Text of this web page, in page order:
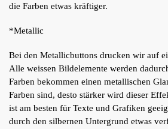
die Farben etwas kräftiger.
*Metallic
Bei den Metallicbuttons drucken wir auf
Alle weissen Bildelemente werden
Farben bekommen einen metallischen
Farben sind, desto stärker wird dieser
ist am besten für Texte und Grafiken
durch den silbernen Untergrund etwas